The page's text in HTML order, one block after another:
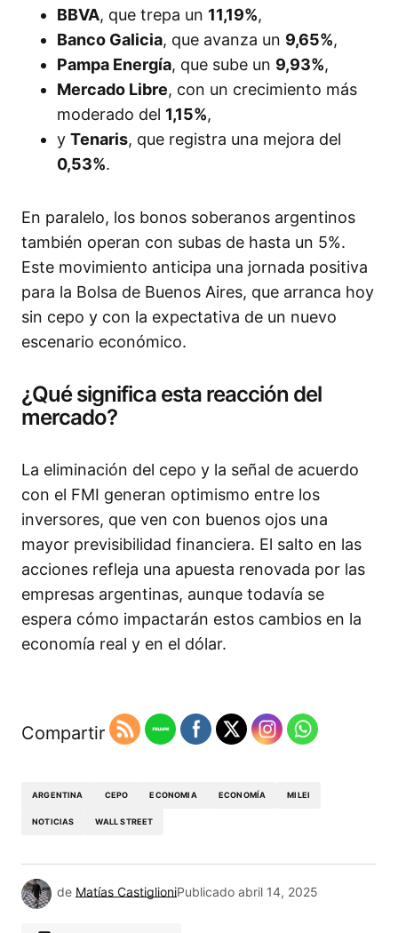
BBVA, que trepa un 11,19%,
Banco Galicia, que avanza un 9,65%,
Pampa Energía, que sube un 9,93%,
Mercado Libre, con un crecimiento más
moderado del 1,15%,
y Tenaris, que registra una mejora del
0,53%.
En paralelo, los bonos soberanos argentinos
también operan con subas de hasta un 5%.
Este movimiento anticipa una jornada positiva
para la Bolsa de Buenos Aires, que arranca hoy
sin cepo y con la expectativa de un nuevo
escenario económico.
¿Qué significa esta reacción del
mercado?
La eliminación del cepo y la señal de acuerdo
con el FMI generan optimismo entre los
inversores, que ven con buenos ojos una
mayor previsibilidad financiera. El salto en las
acciones refleja una apuesta renovada por las
empresas argentinas, aunque todavía se
espera cómo impactarán estos cambios en la
economía real y en el dólar.
Compartir
ARGENTINA CEPO ECONOMIA ECONOMÍA MILEI
NOTICIAS WALL STREET
de Matías CastiglioniPublicado abril 14, 2025